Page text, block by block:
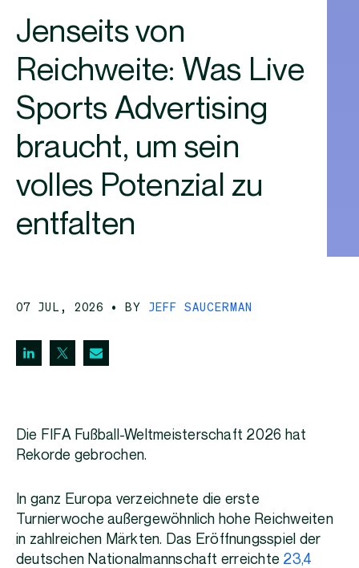
Jenseits von
Reichweite: Was Live
Sports Advertising
braucht, um sein
volles Potenzial zu
entfalten
07 JUL, 2026 • BY JEFF SAUCERMAN
Die FIFA Fußball-Weltmeisterschaft 2026 hat
Rekorde gebrochen.
In ganz Europa verzeichnete die erste
Turnierwoche außergewöhnlich hohe Reichweiten
in zahlreichen Märkten. Das Eröffnungsspiel der
deutschen Nationalmannschaft erreichte 23,4